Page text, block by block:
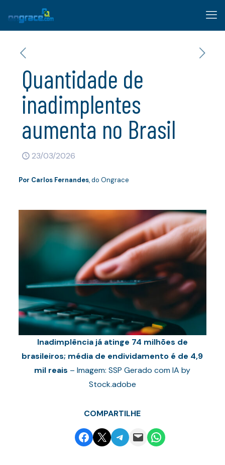
Quantidade de
inadimplentes
aumenta no Brasil
23/03/2026
Por Carlos Fernandes, do Ongrace
Inadimplência já atinge 74 milhões de
brasileiros; média de endividamento é de 4,9
mil reais – Imagem: SSP Gerado com IA by
Stock.adobe
COMPARTILHE
Share on Facebook
Email this PageShare on Telegram
Email this PageShare on WhatsApp